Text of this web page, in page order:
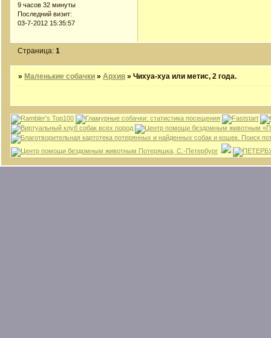
9 часов 32 минуты
Последний визит:
03-7-2012 15:35:57
Страница:1
» Маленькие собачки »Архив »Чихуа-хуа или метис, 2 года.